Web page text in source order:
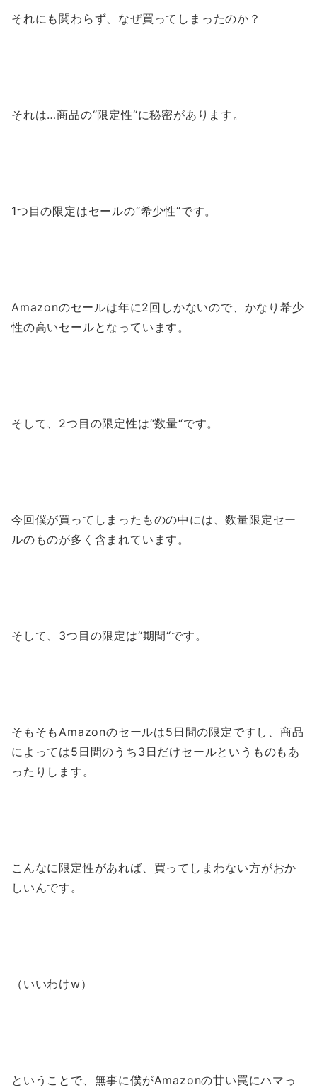
それにも関わらず、なぜ買ってしまったのか？
それは…商品の“限定性“に秘密があります。
1つ目の限定はセールの“希少性“です。
Amazonのセールは年に2回しかないので、かなり希少
性の高いセールとなっています。
そして、2つ目の限定性は“数量“です。
今回僕が買ってしまったものの中には、数量限定セー
ルのものが多く含まれています。
そして、3つ目の限定は“期間“です。
そもそもAmazonのセールは5日間の限定ですし、商品
によっては5日間のうち3日だけセールというものもあ
ったりします。
こんなに限定性があれば、買ってしまわない方がおか
しいんです。
（いいわけw）
ということで、無事に僕がAmazonの甘い罠にハマっ